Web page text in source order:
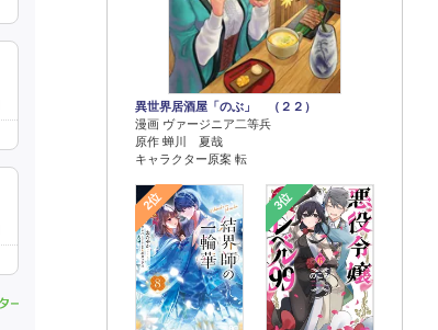
異世界居酒屋「のぶ」 （２２）
漫画 ヴァージニア二等兵
原作 蝉川 夏哉
キャラクター原案 転
2位 3位